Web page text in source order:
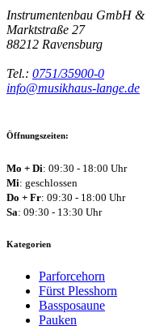
Instrumentenbau GmbH
Marktstraße 27
88212 Ravensburg
Tel.: 0751/35900-0
info@musikhaus-lange.de
Öffnungszeiten:
Mo + Di: 09:30 - 18:00 Uhr
Mi: geschlossen
Do + Fr: 09:30 - 18:00 Uhr
Sa: 09:30 - 13:30 Uhr
Kategorien
Parforcehorn
Fürst Plesshorn
Bassposaune
Pauken